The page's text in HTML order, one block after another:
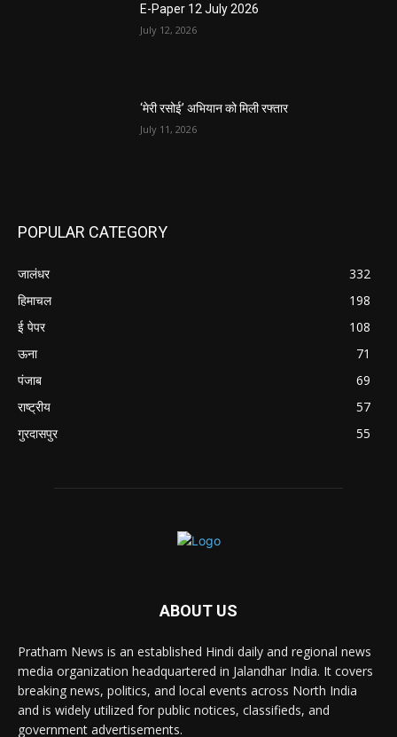
E-Paper 12 July 2026
July 12, 2026
‘मेरी रसोई’ अभियान को मिली रफ्तार
July 11, 2026
POPULAR CATEGORY
जालंधर
332
हिमाचल
198
ई पेपर
108
ऊना
71
पंजाब
69
राष्ट्रीय
57
गुरदासपुर
55
ABOUT US
Pratham News is an established Hindi daily and regional news
media organization headquartered in Jalandhar India. It covers
breaking news, politics, and local events across North India
and is widely utilized for public notices, classifieds, and
government advertisements.